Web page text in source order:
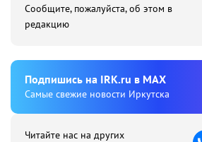
Сообщите, пожалуйста, об этом в
редакцию
Подпишиcь на IRK.ru в MAX
Cамые свежие новости Иркутска
Читайте нас на других